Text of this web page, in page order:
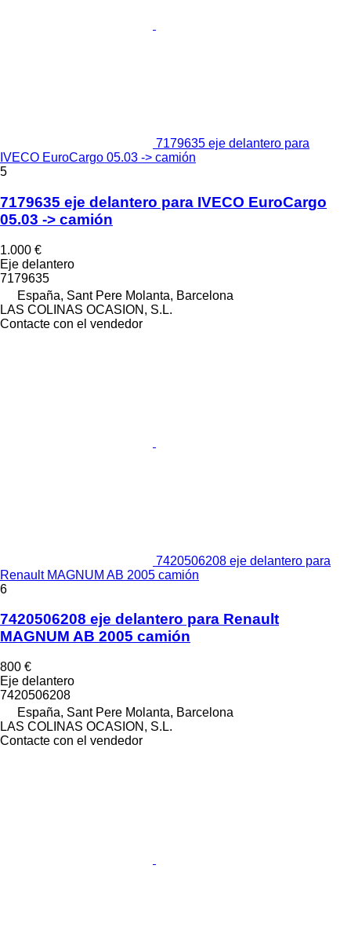
7179635 eje delantero para
IVECO EuroCargo 05.03 -> camión
5
7179635 eje delantero para IVECO EuroCargo
05.03 -> camión
1.000 €
Eje delantero
7179635
España, Sant Pere Molanta, Barcelona
LAS COLINAS OCASION, S.L.
Contacte con el vendedor
7420506208 eje delantero para
Renault MAGNUM AB 2005 camión
6
7420506208 eje delantero para Renault
MAGNUM AB 2005 camión
800 €
Eje delantero
7420506208
España, Sant Pere Molanta, Barcelona
LAS COLINAS OCASION, S.L.
Contacte con el vendedor